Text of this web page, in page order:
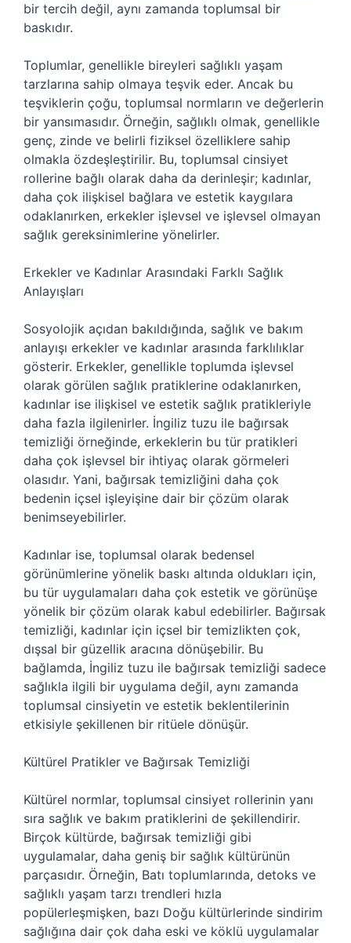
bir tercih değil, aynı zamanda toplumsal bir
baskıdır.
Toplumlar, genellikle bireyleri sağlıklı yaşam
tarzlarına sahip olmaya teşvik eder. Ancak bu
teşviklerin çoğu, toplumsal normların ve değerlerin
bir yansımasıdır. Örneğin, sağlıklı olmak, genellikle
genç, zinde ve belirli fiziksel özelliklere sahip
olmakla özdeşleştirilir. Bu, toplumsal cinsiyet
rollerine bağlı olarak daha da derinleşir; kadınlar,
daha çok ilişkisel bağlara ve estetik kaygılara
odaklanırken, erkekler işlevsel ve işlevsel olmayan
sağlık gereksinimlerine yönelirler.
Erkekler ve Kadınlar Arasındaki Farklı Sağlık
Anlayışları
Sosyolojik açıdan bakıldığında, sağlık ve bakım
anlayışı erkekler ve kadınlar arasında farklılıklar
gösterir. Erkekler, genellikle toplumda işlevsel
olarak görülen sağlık pratiklerine odaklanırken,
kadınlar ise ilişkisel ve estetik sağlık pratikleriyle
daha fazla ilgilenirler. İngiliz tuzu ile bağırsak
temizliği örneğinde, erkeklerin bu tür pratikleri
daha çok işlevsel bir ihtiyaç olarak görmeleri
olasıdır. Yani, bağırsak temizliğini daha çok
bedenin içsel işleyişine dair bir çözüm olarak
benimseyebilirler.
Kadınlar ise, toplumsal olarak bedensel
görünümlerine yönelik baskı altında oldukları için,
bu tür uygulamaları daha çok estetik ve görünüşe
yönelik bir çözüm olarak kabul edebilirler. Bağırsak
temizliği, kadınlar için içsel bir temizlikten çok,
dışsal bir güzellik aracına dönüşebilir. Bu
bağlamda, İngiliz tuzu ile bağırsak temizliği sadece
sağlıkla ilgili bir uygulama değil, aynı zamanda
toplumsal cinsiyetin ve estetik beklentilerinin
etkisiyle şekillenen bir ritüele dönüşür.
Kültürel Pratikler ve Bağırsak Temizliği
Kültürel normlar, toplumsal cinsiyet rollerinin yanı
sıra sağlık ve bakım pratiklerini de şekillendirir.
Birçok kültürde, bağırsak temizliği gibi
uygulamalar, daha geniş bir sağlık kültürünün
parçasıdır. Örneğin, Batı toplumlarında, detoks ve
sağlıklı yaşam tarzı trendleri hızla
popülerleşmişken, bazı Doğu kültürlerinde sindirim
sağlığına dair çok daha eski ve köklü uygulamalar